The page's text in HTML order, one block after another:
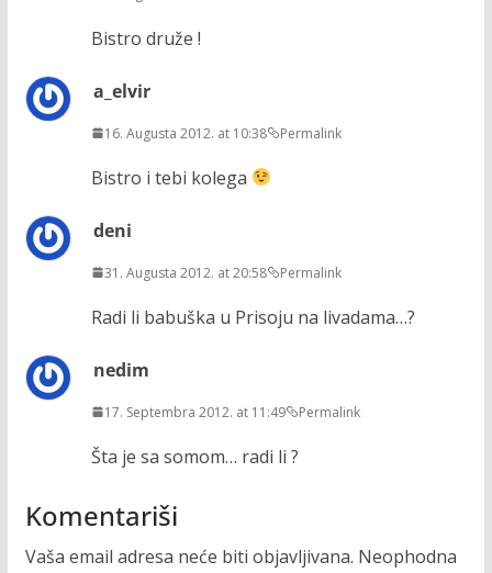
Bistro druže !
a_elvir
16. Augusta 2012. at 10:38 Permalink
Bistro i tebi kolega
deni
31. Augusta 2012. at 20:58 Permalink
Radi li babuška u Prisoju na livadama…?
nedim
17. Septembra 2012. at 11:49 Permalink
Šta je sa somom… radi li ?
Komentariši
Vaša email adresa neće biti objavljivana. Neophodna